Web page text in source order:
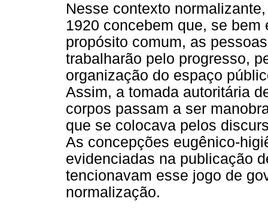
Nesse contexto
1920 concebem que, se
propósito comum, as
trabalharão pelo progresso,
organização do espaço
Assim, a tomada autoritária
corpos passam a ser
que se colocava pelos
As concepções eugênico-
evidenciadas na publicação
tencionavam esse jogo de
normalização.